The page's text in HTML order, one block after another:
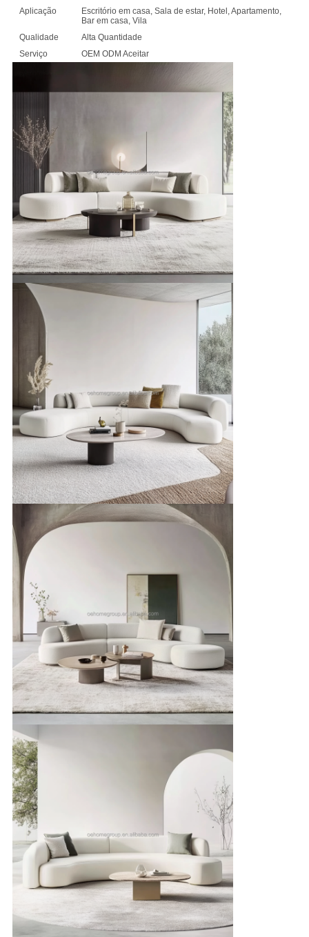
Aplicação
Escritório em casa, Sala de estar, Hotel, Apartamento,
Bar em casa, Vila
Qualidade
Alta Quantidade
Serviço
OEM ODM Aceitar